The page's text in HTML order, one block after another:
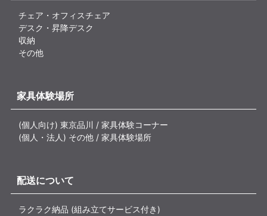
チェア・オフィスチェア
デスク・昇降デスク
収納
その他
家具体験場所
(個人向け) 東京品川 / 家具体験コーナー
(個人・法人) その他 / 家具体験場所
配送について
ラクラク納品 (組み立てサービス付き)